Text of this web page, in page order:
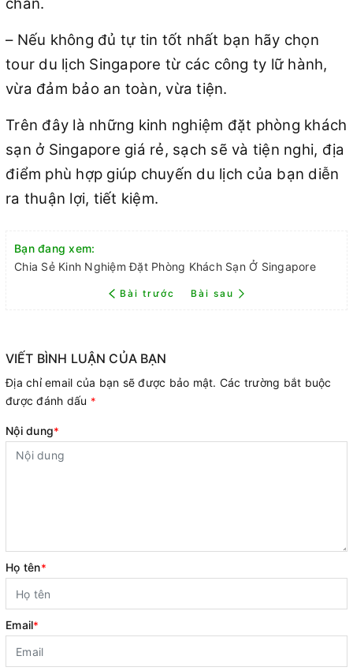
chắn.
– Nếu không đủ tự tin tốt nhất bạn hãy chọn
tour du lịch Singapore từ các công ty lữ hành,
vừa đảm bảo an toàn, vừa tiện.
Trên đây là những kinh nghiệm đặt phòng khách
sạn ở Singapore giá rẻ, sạch sẽ và tiện nghi, địa
điểm phù hợp giúp chuyến du lịch của bạn diễn
ra thuận lợi, tiết kiệm.
Bạn đang xem:
Chia Sẻ Kinh Nghiệm Đặt Phòng Khách Sạn Ở Singapore
Bài trước Bài sau
VIẾT BÌNH LUẬN CỦA BẠN
Địa chỉ email của bạn sẽ được bảo mật. Các trường bắt buộc
được đánh dấu *
Nội dung*
Họ tên*
Email*